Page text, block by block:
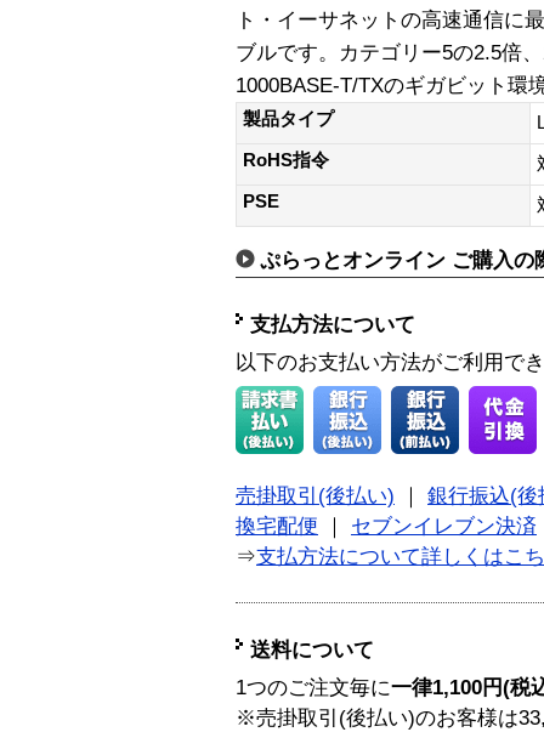
ト・イーサネットの高速通信に
ブルです。カテゴリー5の2.5倍
1000BASE-T/TXのギガビット環
製品タイプ
RoHS指令
PSE
ぷらっとオンライン ご購入の
支払方法について
以下のお支払い方法がご利用で
売掛取引(後払い)
銀行振込(後
換宅配便
セブンイレブン決済
⇒支払方法について詳しくはこ
送料について
1つのご注文毎に一律1,100円(税
※売掛取引(後払い)のお客様は